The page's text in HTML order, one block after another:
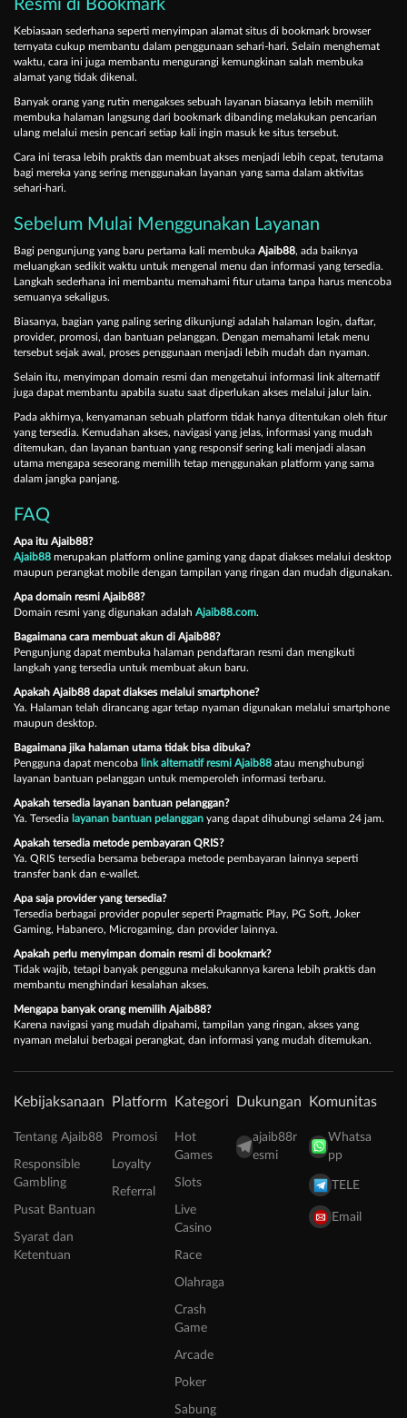
Resmi di Bookmark
Kebiasaan sederhana seperti menyimpan alamat situs di bookmark browser
ternyata cukup membantu dalam penggunaan sehari-hari. Selain menghemat
waktu, cara ini juga membantu mengurangi kemungkinan salah membuka
alamat yang tidak dikenal.
Banyak orang yang rutin mengakses sebuah layanan biasanya lebih memilih
membuka halaman langsung dari bookmark dibanding melakukan pencarian
ulang melalui mesin pencari setiap kali ingin masuk ke situs tersebut.
Cara ini terasa lebih praktis dan membuat akses menjadi lebih cepat, terutama
bagi mereka yang sering menggunakan layanan yang sama dalam aktivitas
sehari-hari.
Sebelum Mulai Menggunakan Layanan
Bagi pengunjung yang baru pertama kali membuka Ajaib88, ada baiknya
meluangkan sedikit waktu untuk mengenal menu dan informasi yang tersedia.
Langkah sederhana ini membantu memahami fitur utama tanpa harus mencoba
semuanya sekaligus.
Biasanya, bagian yang paling sering dikunjungi adalah halaman login, daftar,
provider, promosi, dan bantuan pelanggan. Dengan memahami letak menu
tersebut sejak awal, proses penggunaan menjadi lebih mudah dan nyaman.
Selain itu, menyimpan domain resmi dan mengetahui informasi link alternatif
juga dapat membantu apabila suatu saat diperlukan akses melalui jalur lain.
Pada akhirnya, kenyamanan sebuah platform tidak hanya ditentukan oleh fitur
yang tersedia. Kemudahan akses, navigasi yang jelas, informasi yang mudah
ditemukan, dan layanan bantuan yang responsif sering kali menjadi alasan
utama mengapa seseorang memilih tetap menggunakan platform yang sama
dalam jangka panjang.
FAQ
Apa itu Ajaib88?
Ajaib88 merupakan platform online gaming yang dapat diakses melalui desktop
maupun perangkat mobile dengan tampilan yang ringan dan mudah digunakan.
Apa domain resmi Ajaib88?
Domain resmi yang digunakan adalah Ajaib88.com.
Bagaimana cara membuat akun di Ajaib88?
Pengunjung dapat membuka halaman pendaftaran resmi dan mengikuti
langkah yang tersedia untuk membuat akun baru.
Apakah Ajaib88 dapat diakses melalui smartphone?
Ya. Halaman telah dirancang agar tetap nyaman digunakan melalui smartphone
maupun desktop.
Bagaimana jika halaman utama tidak bisa dibuka?
Pengguna dapat mencoba link alternatif resmi Ajaib88 atau menghubungi
layanan bantuan pelanggan untuk memperoleh informasi terbaru.
Apakah tersedia layanan bantuan pelanggan?
Ya. Tersedia layanan bantuan pelanggan yang dapat dihubungi selama 24 jam.
Apakah tersedia metode pembayaran QRIS?
Ya. QRIS tersedia bersama beberapa metode pembayaran lainnya seperti
transfer bank dan e-wallet.
Apa saja provider yang tersedia?
Tersedia berbagai provider populer seperti Pragmatic Play, PG Soft, Joker
Gaming, Habanero, Microgaming, dan provider lainnya.
Apakah perlu menyimpan domain resmi di bookmark?
Tidak wajib, tetapi banyak pengguna melakukannya karena lebih praktis dan
membantu menghindari kesalahan akses.
Mengapa banyak orang memilih Ajaib88?
Karena navigasi yang mudah dipahami, tampilan yang ringan, akses yang
nyaman melalui berbagai perangkat, dan informasi yang mudah ditemukan.
Kebijaksanaan
Tentang Ajaib88
Responsible
Gambling
Pusat Bantuan
Syarat dan
Ketentuan
Platform
Promosi
Loyalty
Referral
Kategori
Hot
Games
Slots
Live
Casino
Race
Olahraga
Crash
Game
Arcade
Poker
Sabung
Dukungan
ajaib88r
esmi
Komunitas
Whatsa
pp
TELE
Email